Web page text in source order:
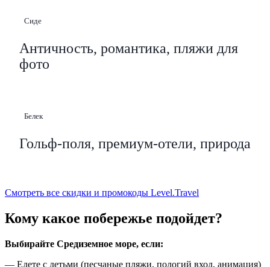
Сиде
Античность, романтика, пляжи для
фото
Белек
Гольф-поля, премиум-отели, природа
Смотреть все скидки и промокоды Level.Travel
Кому какое побережье подойдет?
Выбирайте Средиземное море, если:
— Едете с детьми (песчаные пляжи, пологий вход, анимация)